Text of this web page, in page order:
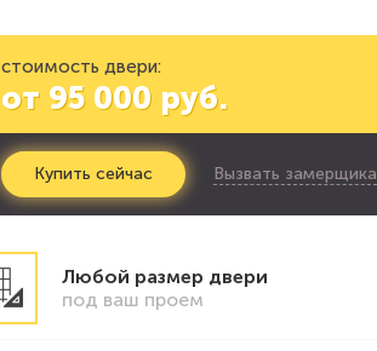
стоимость двери:
от 95 000 руб.
Купить сейчас Вызвать замерщика
Любой размер двери
под ваш проем